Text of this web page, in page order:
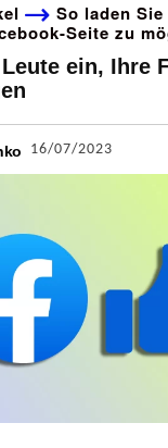
So laden
Seite zu
ein, Ihre
16/07/2023